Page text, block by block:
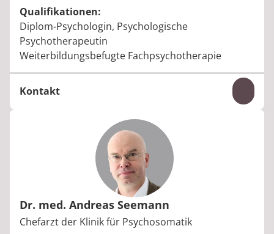
Qualifikationen:
Diplom-Psychologin, Psychologische
Psychotherapeutin
Weiterbildungsbefugte Fachpsychotherapie
Kontakt
kathleen.kaminski@median-kliniken.de
Dr. med. Andreas Seemann
Berufstitel:
Chefarzt der Klinik für Psychosomatik